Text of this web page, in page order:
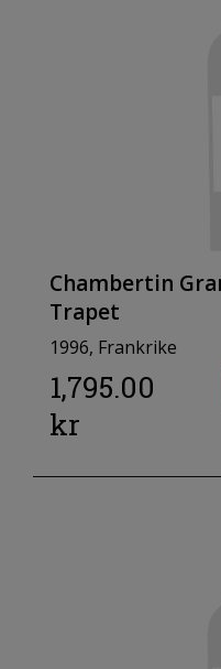
Chambertin
Trapet
1996, Frankrike
1,795.00
kr